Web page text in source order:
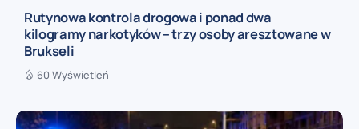
Rutynowa kontrola drogowa i ponad dwa
kilogramy narkotyków – trzy osoby aresztowane w
Brukseli
60 Wyświetleń